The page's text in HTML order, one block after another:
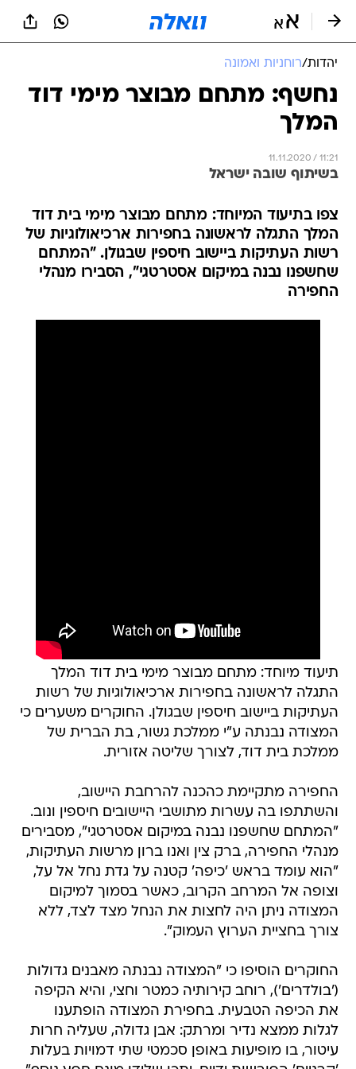
יהדות/רוחניות ואמונה
נחשף: מתחם מבוצר מימי דוד
המלך
11.11.2020 / 11:21
בשיתוף שובה ישראל
צפו בתיעוד המיוחד: מתחם מבוצר מימי בית דוד
המלך התגלה לראשונה בחפירות ארכיאולוגיות של
רשות העתיקות ביישוב חיספין שבגולן. "המתחם
שחשפנו נבנה במיקום אסטרטגי", הסבירו מנהלי
החפירה
תיעוד מיוחד: מתחם מבוצר מימי בית דוד המלך
התגלה לראשונה בחפירות ארכיאולוגיות של רשות
העתיקות ביישוב חיספין שבגולן. החוקרים משערים כי
המצודה נבנתה ע"י ממלכת גשור, בת הברית של
ממלכת בית דוד, לצורך שליטה אזורית.
החפירה מתקיימת כהכנה להרחבת היישוב,
והשתתפו בה עשרות מתושבי היישובים חיספין ונוב.
"המתחם שחשפנו נבנה במיקום אסטרטגי", מסבירים
מנהלי החפירה, ברק צין ואנו ברון מרשות העתיקות,
"הוא עומד בראש 'כיפה' קטנה על גדת נחל אל על,
וצופה אל המרחב הקרוב, כאשר בסמוך למיקום
המצודה ניתן היה לחצות את הנחל מצד לצד, ללא
צורך בחציית הערוץ העמוק".
החוקרים הוסיפו כי "המצודה נבנתה מאבנים גדולות
('בולדרים'), רוחב קירותיה כמטר וחצי, והיא הקיפה
את הכיפה הטבעית. בחפירת המצודה הופתענו
לגלות ממצא נדיר ומרתק: אבן גדולה, שעליה חרות
עיטור, בו מופיעות באופן סכמטי שתי דמויות בעלות